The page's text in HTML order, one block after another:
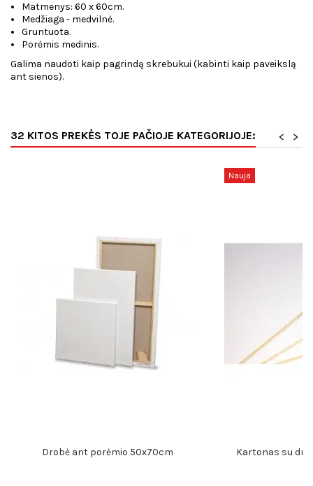
Matmenys: 60 x 60cm.
Medžiaga - medvilnė.
Gruntuota.
Porėmis medinis.
Galima naudoti kaip pagrindą skrebukui (kabinti kaip paveikslą
ant sienos).
32 KITOS PREKĖS TOJE PAČIOJE KATEGORIJOJE: >
<
Drobė ant porėmio 50x70cm
Nauja
Kartonas su